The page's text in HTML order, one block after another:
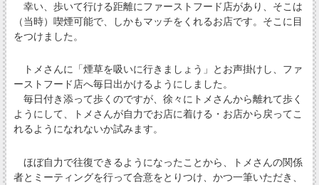
幸い、歩いて行ける距離にファーストフード店があり、そこは
（当時）喫煙可能で、しかもマッチをくれるお店です。そこに目
をつけました。
トメさんに「煙草を吸いに行きましょう」とお声掛けし、ファ
ーストフード店へ毎日出かけるようにしました。
毎日付き添って歩くのですが、徐々にトメさんから離れて歩く
ようにして、トメさんが自力でお店に着ける・お店から戻ってこ
れるようになれないか試みます。
ほぼ自力で往復できるようになったことから、トメさんの関係
者とミーティングを行って合意をとりつけ、かつ一筆いただき、